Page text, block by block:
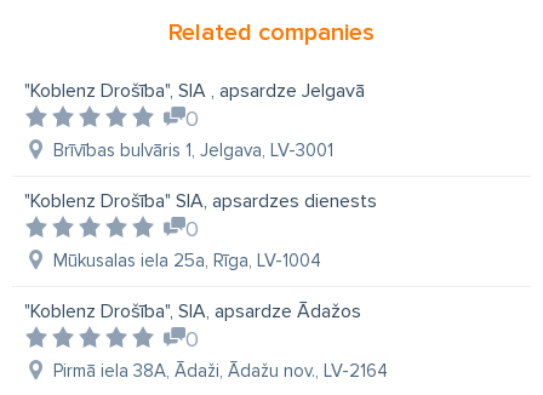
Related companies
"Koblenz Drošība", SIA , apsardze Jelgavā
0
Brīvības bulvāris 1, Jelgava, LV-3001
"Koblenz Drošība" SIA, apsardzes dienests
0
Mūkusalas iela 25a, Rīga, LV-1004
"Koblenz Drošība", SIA, apsardze Ādažos
0
Pirmā iela 38A, Ādaži, Ādažu nov., LV-2164